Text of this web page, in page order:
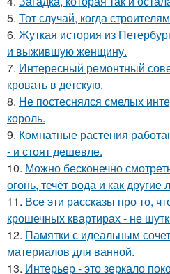
5. Тот случай, когда
6. Жуткая история из
и выжившую женщину.
7. Интересный ремонтный
кровать в детскую.
8. Не постеснялся смелых
король.
9. Комнатные растения
- и стоят дешевле.
10. Можно бесконечно
огонь, течёт вода и как
11. Все эти рассказы про то,
крошечных квартирах - не
12. Памятки с идеальным
материалов для ванной.
13. Интерьер - это зеркало